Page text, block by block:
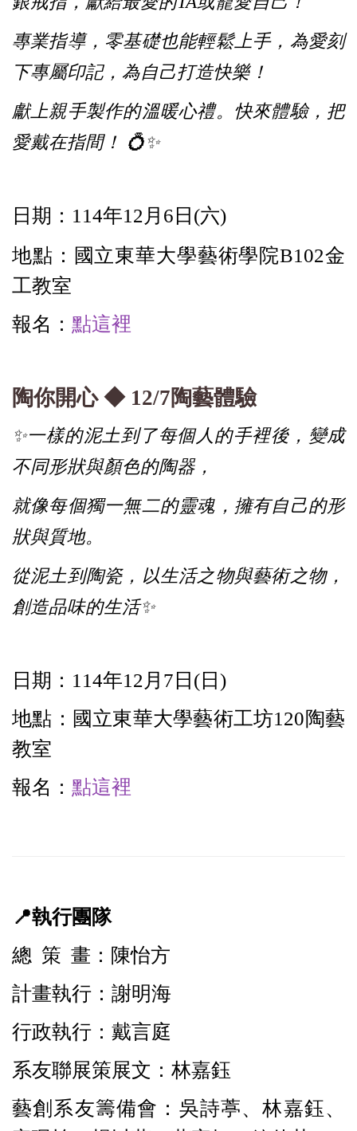
專業指導，零基礎也能輕鬆上手，為愛刻
下專屬印記，為自己打造快樂！
獻上親手製作的溫暖心禮。快來體驗，把
愛戴在指間！ 💍✨
日期：114年12月6日(六)
地點：國立東華大學藝術學院B102金
工教室
報名： 點這裡
陶你開心 ◆ 12/7陶藝體驗
✨一樣的泥土到了每個人的手裡後，變成
不同形狀與顏色的陶器，
就像每個獨一無二的靈魂，擁有自己的形
狀與質地。
從泥土到陶瓷，以生活之物與藝術之物，
創造品味的生活✨
日期：114年12月7日(日)
地點：國立東華大學藝術工坊120陶藝
教室
報名： 點這裡
📍執行團隊
總 策 畫：陳怡方
計畫執行：謝明海
行政執行：戴言庭
系友聯展策展文：林嘉鈺
藝創系友籌備會：吳詩葶、林嘉鈺、